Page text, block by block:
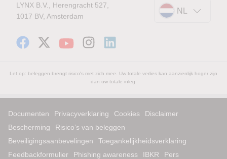
LYNX B.V., Herengracht 527,
1017 BV, Amsterdam
NL
Let op: beleggen brengt risico's met zich mee. Uw totale verlies kan aanzienlijk hoger zijn
dan uw totale inleg.
Documenten Privacyverklaring Cookies
Disclaimer
Bescherming
Risico’s van beleggen
Beveiligingsaanbevelingen
Toegankelijkheidsverklaring
Feedbackformulier
Phishing awareness IBKR
Pers